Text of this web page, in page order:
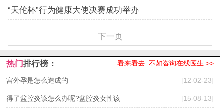
“天伦杯”行为健康大使决赛成功举办
下一页
热门排行榜： 看来看去 不如咨询在线医生 >>
宫外孕是怎么造成的 [12-02-23]
得了盆腔炎该怎么办呢?盆腔炎女性该 [15-08-13]